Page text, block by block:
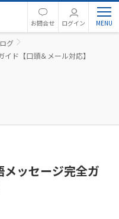
お問合せ ログイン
グ
ド【口頭＆メール対応】
ッセージ完全ガ